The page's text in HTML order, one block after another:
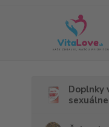
Doplnky